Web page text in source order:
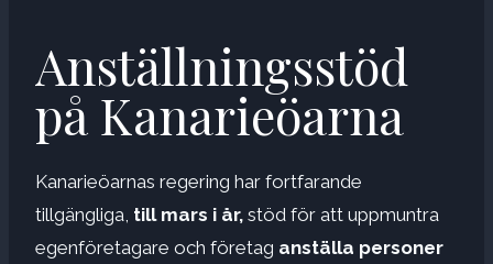
Anställningsstöd
på Kanarieöarna
Kanarieöarnas regering har fortfarande
tillgängliga, till mars i år, stöd för att uppmuntra
egenföretagare och företag anställa personer